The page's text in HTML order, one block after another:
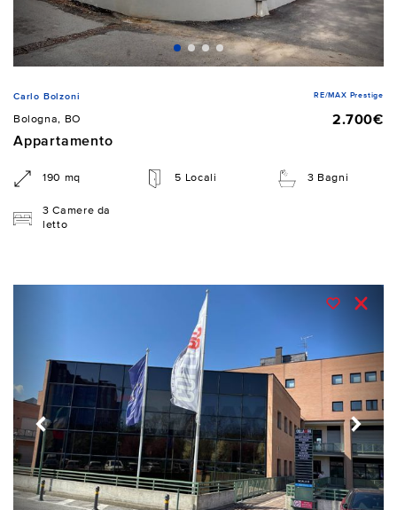
Carlo Bolzoni RE/MAX Prestige
Bologna, BO
2.700€
Appartamento
190 mq 5 Locali 3 Bagni
3 Camere da
letto